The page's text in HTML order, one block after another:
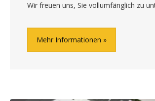
Wir freuen uns, Sie vollumfänglich zu
Mehr Informationen